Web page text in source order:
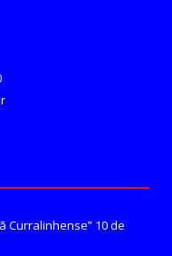
Curralinhense” 10 de